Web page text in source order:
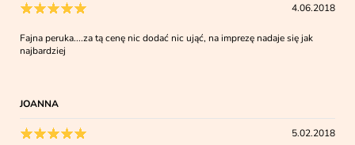
4.06.2018
Fajna peruka....za tą cenę nic dodać nic ująć, na imprezę nadaje się jak
najbardziej
JOANNA
5.02.2018